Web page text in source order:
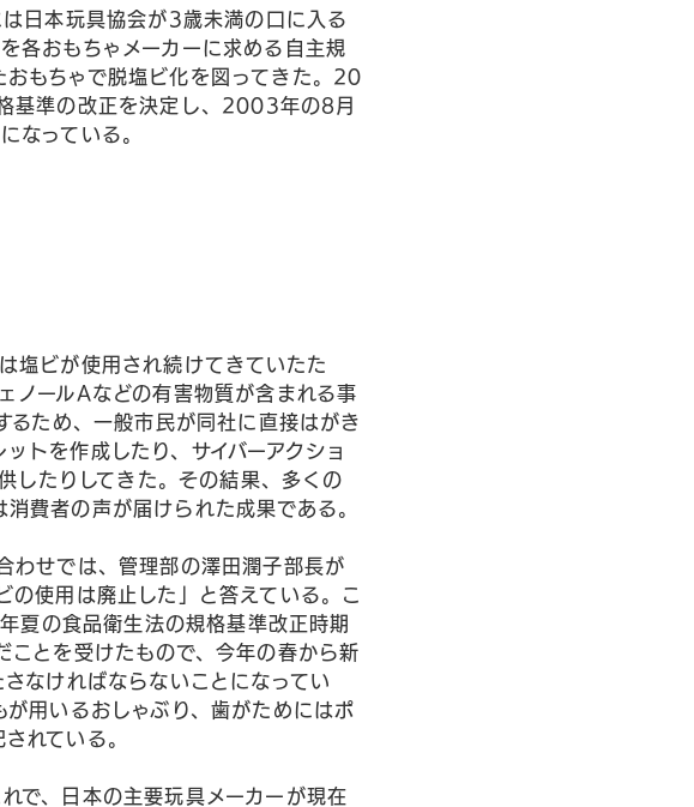
日本玩具協会が3歳未満の口に入る
各おもちゃメーカーに求める自主規
もちゃで脱塩ビ化を図ってきた。20
基準の改正を決定し、2003年の8月
なっている。
塩ビが使用され続けてきていたた
ノールAなどの有害物質が含まれる事
るため、一般市民が同社に直接はがき
トを作成したり、サイバーアクショ
したりしてきた。その結果、多くの
費者の声が届けられた成果である。
わせでは、管理部の澤田潤子部長が
の使用は廃止した」と答えている。こ
夏の食品衛生法の規格基準改正時期
ことを受けたもので、今年の春から新
なければならないことになってい
用いるおしゃぶり、歯がためにはポ
れている。
で、日本の主要玩具メーカーが現在